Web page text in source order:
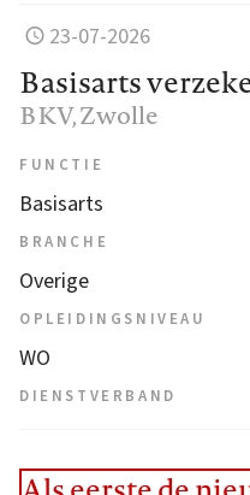
23-07-2026
Basisarts
BKV, Zwolle
FUNCTIE
Basisarts
BRANCHE
Overige
OPLEIDINGSNIVEAU
WO
DIENSTVERBAND